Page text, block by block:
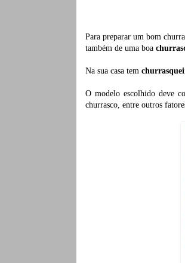
Para preparar um bom
também de uma boa
Na sua casa tem
O modelo escolhido deve
churrasco, entre outros